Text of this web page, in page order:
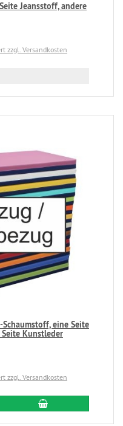
Jeansstoff, andere
zzgl. Versandkosten
eine Seite
Kunstleder
zzgl. Versandkosten